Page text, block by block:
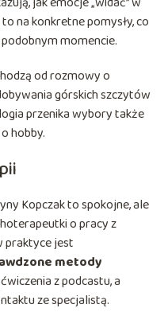
na konkretne pomysły, co
momencie.
od rozmowy o
górskich szczytów
przenika wybory także
hobby.
Kopczak to spokojne, ale
o pracy z
praktyce jest
metody
z podcastu, a
ze specjalistą.